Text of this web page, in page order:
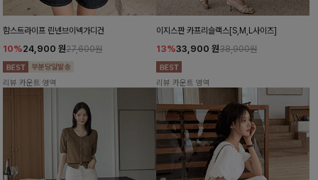
함스트라이프 린넨브이넥가디건
10%24,900 원27,600원
리뷰 카운트 영역
이지스판 카프리슬랙스[S,M,L사이즈]
13%33,900 원38,900원
리뷰 카운트 영역